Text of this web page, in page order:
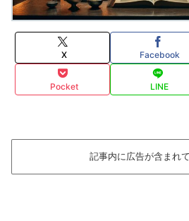
X Facebook
Pocket LINE
記事内に広告が含まれて